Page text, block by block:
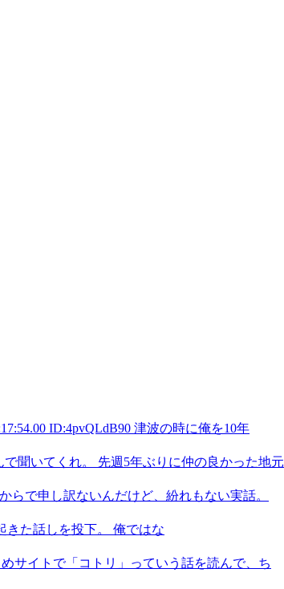
ID:4pvQLdB90 津波の時に俺を10年
で聞いてくれ。 先週5年ぶりに仲の良かった地元
らで申し訳ないんだけど、紛れもない実話。
きた話しを投下。 俺ではな
めサイトで「コトリ」っていう話を読んで、ち